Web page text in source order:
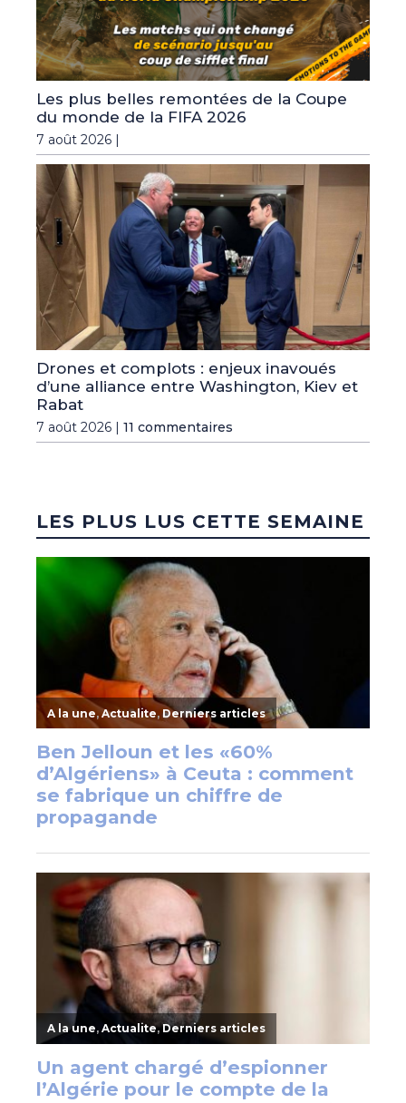
Les plus belles remontées de la Coupe
du monde de la FIFA 2026
7 août 2026 |
Drones et complots : enjeux inavoués
d’une alliance entre Washington, Kiev et
Rabat
7 août 2026 | 11 commentaires
LES PLUS LUS CETTE SEMAINE